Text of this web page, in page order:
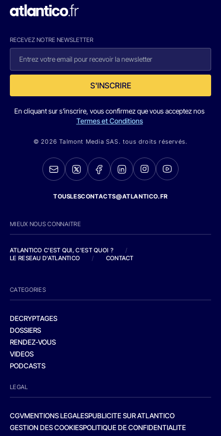
RECEVEZ NOTRE NEWSLETTER
S'INSCRIRE
En cliquant sur s'inscrire, vous confirmez que vous acceptez nos
Termes et Conditions
© 2026 Talmont Media SAS. tous droits réservés.
TOUSLESCONTACTS@ATLANTICO.FR
MIEUX NOUS CONNAITRE
ATLANTICO C'EST QUI, C'EST QUOI ?
/
LE RESEAU D'ATLANTICO
/ CONTACT
CATEGORIES
DECRYPTAGES
DOSSIERS
RENDEZ-VOUS
VIDEOS
PODCASTS
LEGAL
CGVMENTIONS LEGALESPUBLICITE SUR ATLANTICO
GESTION DES COOKIESPOLITIQUE DE CONFIDENTIALITE